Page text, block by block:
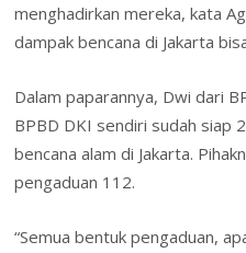
menghadirkan mereka, kata
dampak bencana di Jakarta
Dalam paparannya, Dwi dari
BPBD DKI sendiri sudah siap
bencana alam di Jakarta.
pengaduan 112.
“Semua bentuk pengaduan,